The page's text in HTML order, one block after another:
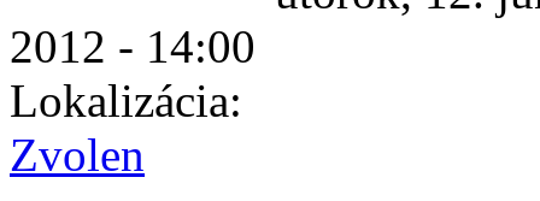
2012 - 14:00
Lokalizácia:
Zvolen